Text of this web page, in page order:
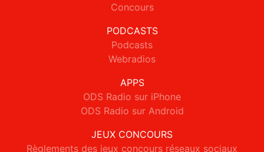
Concours
PODCASTS
Podcasts
Webradios
APPS
ODS Radio sur iPhone
ODS Radio sur Android
JEUX CONCOURS
Règlements des jeux concours réseaux sociaux